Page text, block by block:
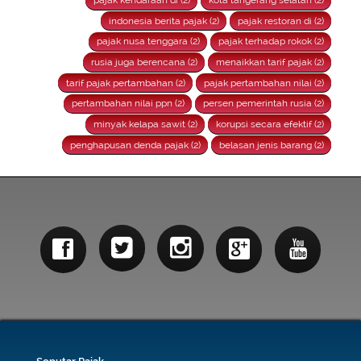
indonesia berita pajak (2)
pajak restoran di (2)
pajak nusa tenggara (2)
pajak terhadap rokok (2)
rusia juga berencana (2)
menaikkan tarif pajak (2)
tarif pajak pertambahan (2)
pajak pertambahan nilai (2)
pertambahan nilai ppn (2)
persen pemerintah rusia (2)
minyak kelapa sawit (2)
korupsi secara efektif (2)
penghapusan denda pajak (2)
belasan jenis barang (2)